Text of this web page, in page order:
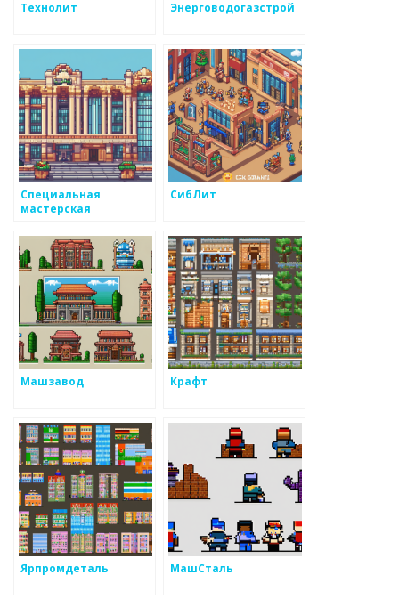
Технолит Энерговодогазстрой
Специальная
мастерская
СибЛит
Машзавод Крафт
Ярпромдеталь МашСталь